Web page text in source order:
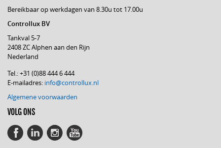
Bereikbaar op werkdagen van 8.30u tot 17.00u
Controllux BV
Tankval 5-7
2408 ZC Alphen aan den Rijn
Nederland
Tel.: +31 (0)88 444 6 444
E-mailadres: info@controllux.nl
Algemene voorwaarden
VOLG ONS